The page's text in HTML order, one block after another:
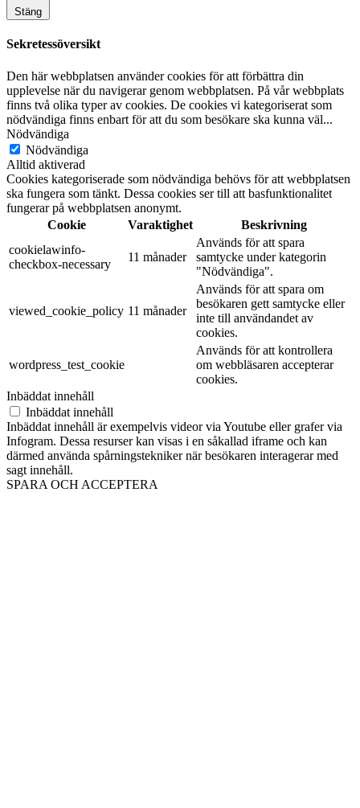
Stäng
Sekretessöversikt
Den här webbplatsen använder cookies för att förbättra din
upplevelse när du navigerar genom webbplatsen. På vår webbplats
finns två olika typer av cookies. De cookies vi kategoriserat som
nödvändiga finns enbart för att du som besökare ska kunna väl...
Nödvändiga
Nödvändiga
Alltid aktiverad
Cookies kategoriserade som nödvändiga behövs för att webbplatsen
ska fungera som tänkt. Dessa cookies ser till att basfunktionalitet
fungerar på webbplatsen anonymt.
Cookie
Varaktighet
Beskrivning
cookielawinfo-
checkbox-necessary
11 månader
Används för att spara
samtycke under kategorin
"Nödvändiga".
viewed_cookie_policy 11 månader
Används för att spara om
besökaren gett samtycke eller
inte till användandet av
cookies.
wordpress_test_cookie
Används för att kontrollera
om webbläsaren accepterar
cookies.
Inbäddat innehåll
Inbäddat innehåll
Inbäddat innehåll är exempelvis videor via Youtube eller grafer via
Infogram. Dessa resurser kan visas i en såkallad iframe och kan
därmed använda spårningstekniker när besökaren interagerar med
sagt innehåll.
SPARA OCH ACCEPTERA